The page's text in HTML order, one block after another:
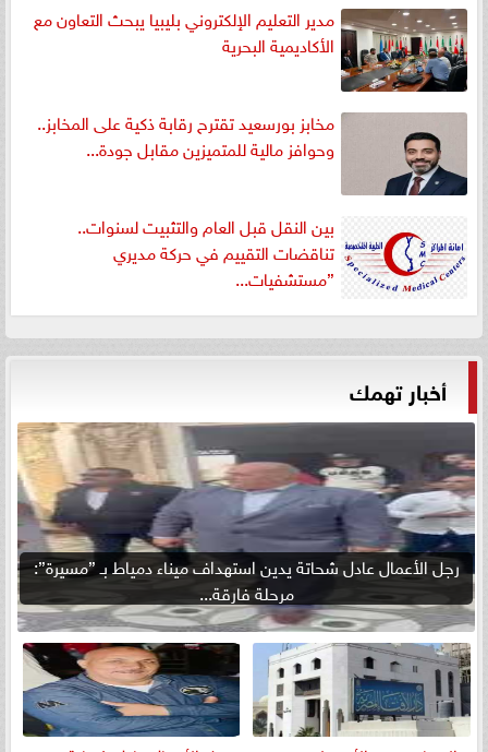
مدير التعليم الإلكتروني بليبيا يبحث التعاون مع
الأكاديمية البحرية
مخابز بورسعيد تقترح رقابة ذكية على المخابز..
وحوافز مالية للمتميزين مقابل جودة...
بين النقل قبل العام والتثبيت لسنوات..
تناقضات التقييم في حركة مديري
”مستشفيات...
أخبار تهمك
رجل الأعمال عادل شحاتة يدين استهداف ميناء دمياط بـ ”مسيرة”:
مرحلة فارقة...